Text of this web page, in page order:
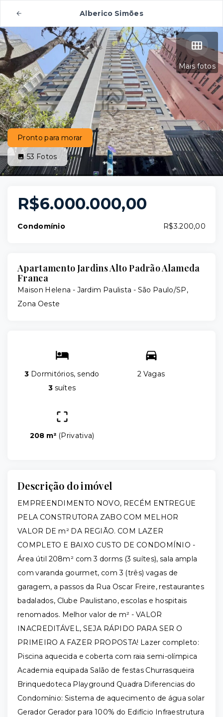
Alberico Simões
Mais fotos
Pronto para morar
53 Fotos
R$6.000.000,00
Condomínio R$3.200,00
Apartamento Jardins Alto Padrão Alameda
Franca
Maison Helena - Jardim Paulista - São Paulo/SP,
Zona Oeste
3 Dormitórios, sendo
3suítes
2 Vagas
208 m² (Privativa)
Descrição do imóvel
EMPREENDIMENTO NOVO, RECÉM ENTREGUE
PELA CONSTRUTORA ZABO COM MELHOR
VALOR DE m² DA REGIÃO. COM LAZER
COMPLETO E BAIXO CUSTO DE CONDOMÍNIO -
Área útil 208m² com 3 dorms (3 suítes), sala ampla
com varanda gourmet, com 3 (três) vagas de
garagem, a passos da Rua Oscar Freire, restaurantes
badalados, Clube Paulistano, escolas e hospitais
renomados. Melhor valor de m² - VALOR
INACREDITÁVEL, SEJA RÁPIDO PARA SER O
PRIMEIRO A FAZER PROPOSTA! Lazer completo:
Piscina aquecida e coberta com raia semi-olímpica
Academia equipada Salão de festas Churrasqueira
Brinquedoteca Playground Quadra Diferencias do
Condomínio: Sistema de aquecimento de água solar
Gerador Gerador para 100% do Edifício Infraestrutura